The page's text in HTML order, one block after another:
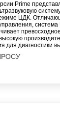
Prime
ЦДК.
система
для диагностики